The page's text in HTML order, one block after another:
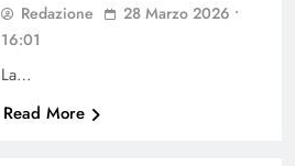
Redazione
28 Marzo 2026 •
16:01
La…
Read More